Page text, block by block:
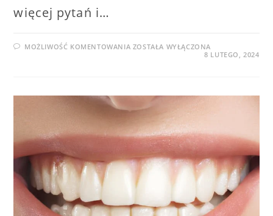
więcej pytań i…
MOŻLIWOŚĆ KOMENTOWANIA CZY
ZOSTAŁA WYŁĄCZONA
8 LUTEGO, 2024